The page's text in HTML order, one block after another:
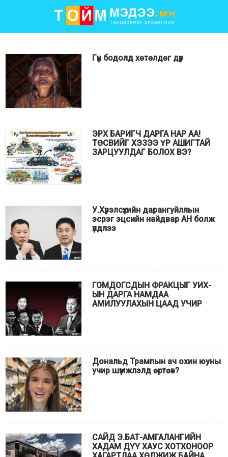
Гүн бодолд хөтөлдөг дүр
ЭРХ БАРИГЧ ДАРГА НАР АА!
ТӨСВИЙГ ХЭЗЭЭ ҮР АШИГТАЙ
ЗАРЦУУЛДАГ БОЛОХ ВЭ?
У.Хүрэлсүхийн дарангуйллын
эсрэг эцсийн найдвар АН болж
үлдлээ
ГОМДОГСДЫН ФРАКЦЫГ УИХ-
ЫН ДАРГА НАМДАА
АМИЛУУЛАХЫН ЦААД УЧИР
Дональд Трампын ач охин юуны
учир шүүмжлэлд өртөв?
САЙД Э.БАТ-АМГАЛАНГИЙН
ХАДАМ ДҮҮ ХАУС ХОТХОНООР